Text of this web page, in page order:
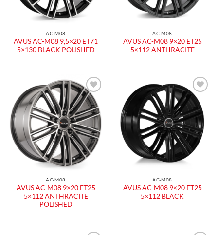
AC-M08
AVUS AC-M08 9,5×20 ET71
5×130 BLACK POLISHED
AC-M08
AVUS AC-M08 9×20 ET25
5×112 ANTHRACITE
AC-M08
AVUS AC-M08 9×20 ET25
5×112 ANTHRACITE
POLISHED
AC-M08
AVUS AC-M08 9×20 ET25
5×112 BLACK